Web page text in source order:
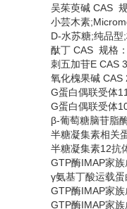
吴茱萸碱 CAS
小芸木素
D-水苏糖;纯品
酞丁 CAS 规格
刺五加苷E CAS
氧化槐果碱 CAS
G蛋白偶联受体
G蛋白偶联受体
β-葡萄糖脑苷脂
半糖凝集素相关
半糖凝集素12抗
GTP酶IMAP家
γ氨基丁酸运载
GTP酶IMAP家
GTP酶IMAP家